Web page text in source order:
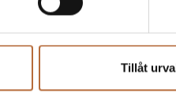
Tillåt